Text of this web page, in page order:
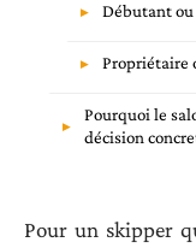
Débutant
Propriétaire
Pourquoi le
décision
Pour un skipper